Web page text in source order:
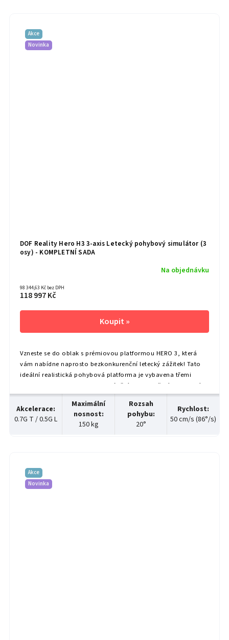
Akce
Novinka
DOF Reality Hero H3 3-axis Letecký pohybový simulátor (3
osy) - KOMPLETNÍ SADA
Na objednávku
98 344,63 Kč bez DPH
118 997 Kč
Vzneste se do oblak s prémiovou platformou HERO 3, která
vám nabídne naprosto bezkonkurenční letecký zážitek! Tato
ideální realistická pohybová platforma je vybavena třemi
osami pohybu – sklonem, nakláněním a vybočením – a navíc
oproti racing verzi disponuje dodatečnou...
Akcelerace:
0.7G T / 0.5G L
Maximální
nosnost:
150 kg
Rozsah
pohybu:
20°
Rychlost:
50 cm/s (86°/s)
Akce
Novinka